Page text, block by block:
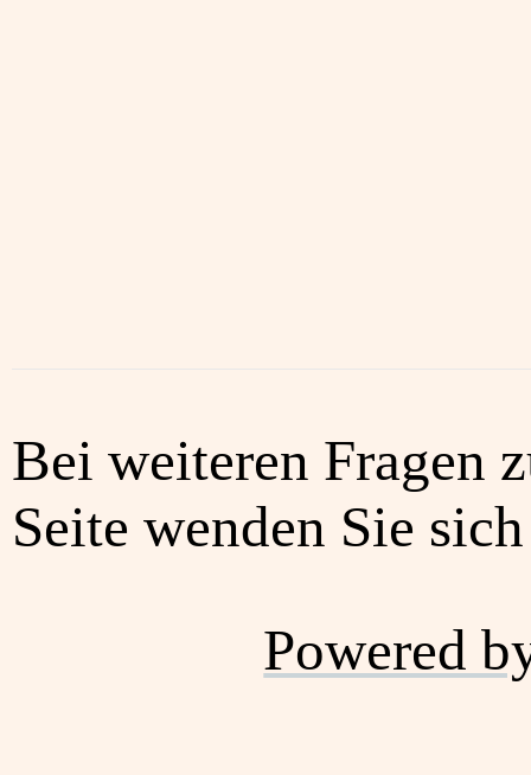
Bei weiteren Fragen
Seite wenden Sie
Powered